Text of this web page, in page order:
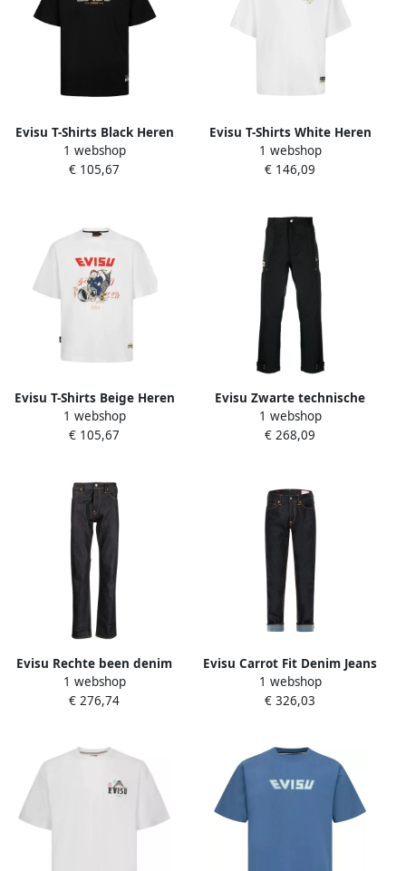
Evisu T-Shirts Black Heren
1 webshop
€ 105,67
Evisu T-Shirts White Heren
1 webshop
€ 146,09
Evisu T-Shirts Beige Heren
1 webshop
€ 105,67
Evisu Zwarte technische
broek Black Heren
1 webshop
€ 268,09
Evisu Rechte been denim
jeans Black Heren
1 webshop
€ 276,74
Evisu Carrot Fit Denim Jeans
met Kumadori Daruma
Grafiek Blue Heren
1 webshop
€ 326,03